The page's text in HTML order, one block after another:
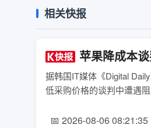
相关快报
苹果降成本
据韩国IT媒体《Digital
低采购价格的谈判中遭遇
📅 2026-08-06 08:21:35